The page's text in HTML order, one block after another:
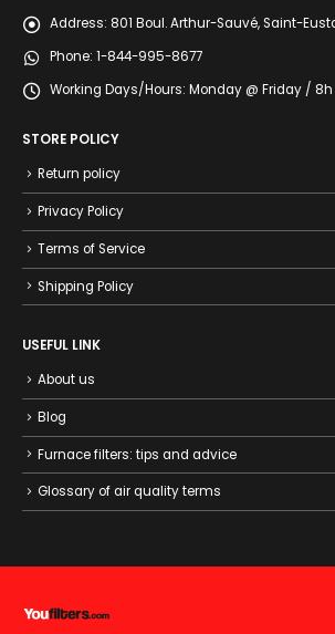
Address: 801 Boul. Arthur-Sauvé, Saint-
Phone: 1-844-995-8677
Working Days/Hours: Monday @ Friday / 8h
STORE POLICY
Return policy
Privacy Policy
Terms of Service
Shipping Policy
USEFUL LINK
About us
Blog
Furnace filters: tips and advice
Glossary of air quality terms